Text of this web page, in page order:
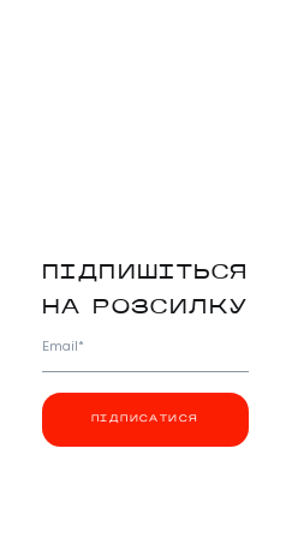
ПІДПИШІТЬСЯ
НА РОЗСИЛКУ
Email*
ПІДПИСАТИСЯ